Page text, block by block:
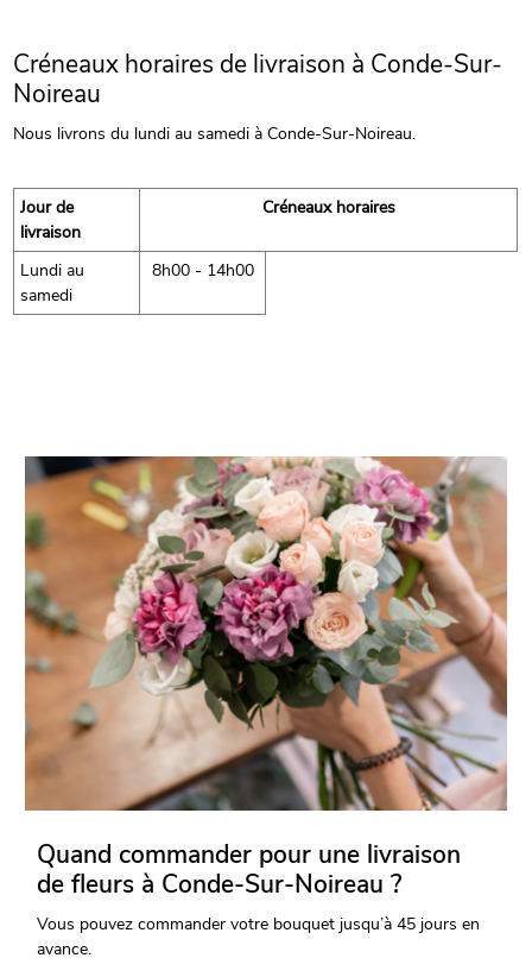
Créneaux horaires de livraison à Conde-Sur-
Noireau
Nous livrons du lundi au samedi à Conde-Sur-Noireau.
Jour de
livraison
Créneaux horaires
Lundi au
samedi
8h00 - 14h00
Quand commander pour une livraison
de fleurs à Conde-Sur-Noireau ?
Vous pouvez commander votre bouquet jusqu’à 45 jours en
avance.